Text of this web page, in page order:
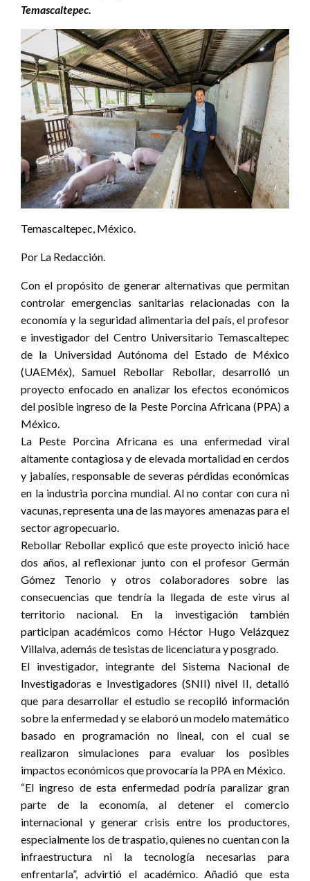
Temascaltepec.
Temascaltepec, México.
Por La Redacción.
Con el propósito de generar alternativas que permitan
controlar emergencias sanitarias relacionadas con la
economía y la seguridad alimentaria del país, el profesor
e investigador del Centro Universitario Temascaltepec
de la Universidad Autónoma del Estado de México
(UAEMéx), Samuel Rebollar Rebollar, desarrolló un
proyecto enfocado en analizar los efectos económicos
del posible ingreso de la Peste Porcina Africana (PPA) a
México.
La Peste Porcina Africana es una enfermedad viral
altamente contagiosa y de elevada mortalidad en cerdos
y jabalíes, responsable de severas pérdidas económicas
en la industria porcina mundial. Al no contar con cura ni
vacunas, representa una de las mayores amenazas para el
sector agropecuario.
Rebollar Rebollar explicó que este proyecto inició hace
dos años, al reflexionar junto con el profesor Germán
Gómez Tenorio y otros colaboradores sobre las
consecuencias que tendría la llegada de este virus al
territorio nacional. En la investigación también
participan académicos como Héctor Hugo Velázquez
Villalva, además de tesistas de licenciatura y posgrado.
El investigador, integrante del Sistema Nacional de
Investigadoras e Investigadores (SNII) nivel II, detalló
que para desarrollar el estudio se recopiló información
sobre la enfermedad y se elaboró un modelo matemático
basado en programación no lineal, con el cual se
realizaron simulaciones para evaluar los posibles
impactos económicos que provocaría la PPA en México.
“El ingreso de esta enfermedad podría paralizar gran
parte de la economía, al detener el comercio
internacional y generar crisis entre los productores,
especialmente los de traspatio, quienes no cuentan con la
infraestructura ni la tecnología necesarias para
enfrentarla”, advirtió el académico. Añadió que esta